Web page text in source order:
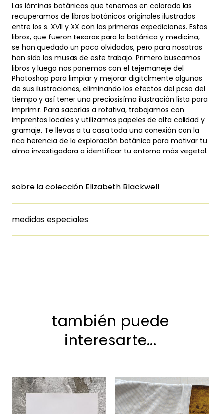
Las láminas botánicas que tenemos en colorado las
recuperamos de libros botánicos originales ilustrados
entre los s. XVII y XX con las primeras expediciones. Estos
libros, que fueron tesoros para la botánica y medicina,
se han quedado un poco olvidados, pero para nosotras
han sido las musas de este trabajo. Primero buscamos
libros y luego nos ponemos con el tejemaneje del
Photoshop para limpiar y mejorar digitalmente algunas
de sus ilustraciones, eliminando los efectos del paso del
tiempo y así tener una preciosisíma ilustración lista para
imprimir. Para sacarlas a rotativa, trabajamos con
imprentas locales y utilizamos papeles de alta calidad y
gramaje. Te llevas a tu casa toda una conexión con la
rica herencia de la exploración botánica para motivar tu
alma investigadora a identificar tu entorno más vegetal.
sobre la colección Elizabeth Blackwell
medidas especiales
también puede
interesarte...